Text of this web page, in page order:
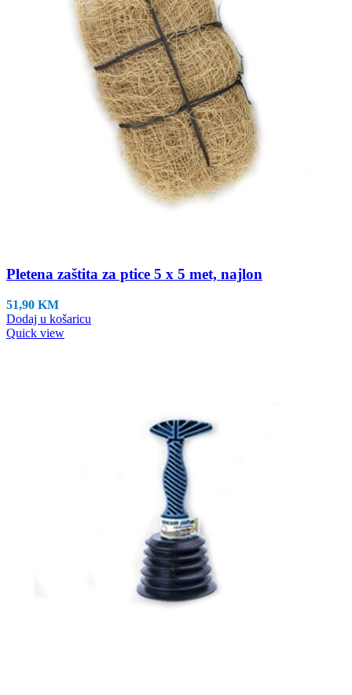
Pletena zaštita za ptice 5 x 5 met, najlon
51,90 KM
Dodaj u košaricu
Quick view